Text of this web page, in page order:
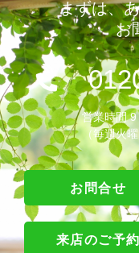
まずは、
お
営業時間
（毎週火
お問合せ
来店のご予約